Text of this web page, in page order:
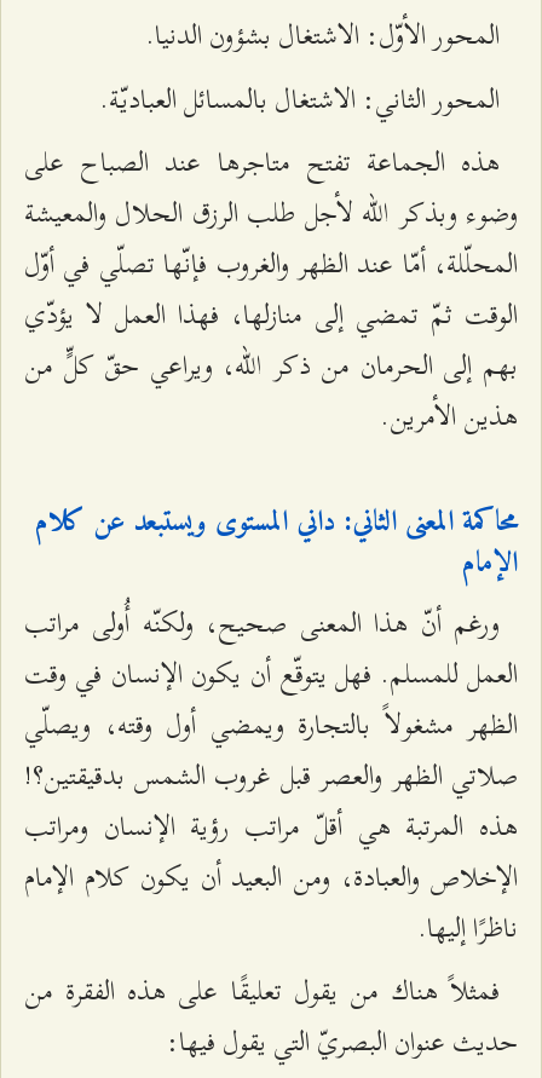
المحور الأوّل: الاشتغال بشؤون الدنيا.
المحور الثاني: الاشتغال بالمسائل العباديّة.
هذه الجماعة تفتح متاجرها عند الصباح على
وضوء وبذكر الله لأجل طلب الرزق الحلال والمعيشة
المحلّلة، أمّا عند الظهر والغروب فإنّها تصلّي في أوّل
الوقت ثمّ تمضي إلى منازلها، فهذا العمل لا يؤدّي
بهم إلى الحرمان من ذكر الله، ويراعي حقّ كلٍّ من
هذين الأمرين.
محاكمة المعنى الثاني: داني المستوى ويستبعد عن كلام
الإمام
ورغم أنّ هذا المعنى صحيح، ولكنّه أُولى مراتب
العمل للمسلم. فهل يتوقّع أن يكون الإنسان في وقت
الظهر مشغولاً بالتجارة ويمضي أول وقته، ويصلّي
صلاتي الظهر والعصر قبل غروب الشمس بدقيقتين؟!
هذه المرتبة هي أقلّ مراتب رؤية الإنسان ومراتب
الإخلاص والعبادة، ومن البعيد أن يكون كلام الإمام
ناظرًا إليها.
فمثلاً هناك من يقول تعليقًا على هذه الفقرة من
حديث عنوان البصريّ التي يقول فيها: